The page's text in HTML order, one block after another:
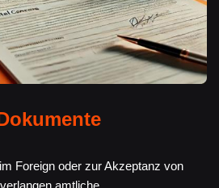
Foreign oder zur Akzeptanz von
amtliche